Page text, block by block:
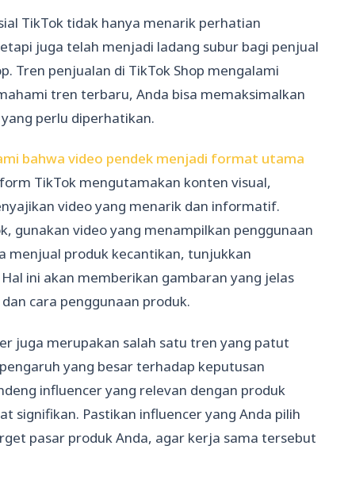
TikTok tidak hanya menarik perhatian
juga telah menjadi ladang subur bagi penjual
Tren penjualan di TikTok Shop mengalami
tren terbaru, Anda bisa memaksimalkan
perlu diperhatikan.
bahwa video pendek menjadi format utama
TikTok mengutamakan konten visual,
video yang menarik dan informatif.
gunakan video yang menampilkan penggunaan
menjual produk kecantikan, tunjukkan
ini akan memberikan gambaran yang jelas
cara penggunaan produk.
juga merupakan salah satu tren yang patut
yang besar terhadap keputusan
influencer yang relevan dengan produk
signifikan. Pastikan influencer yang Anda pilih
pasar produk Anda, agar kerja sama tersebut